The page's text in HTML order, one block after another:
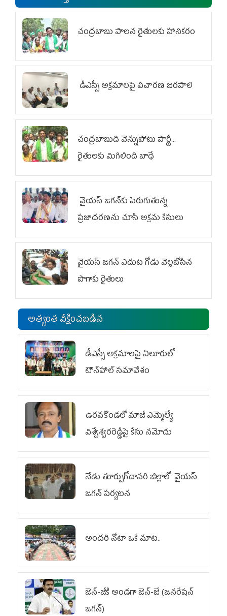
చంద్రబాబు పాలన రైతులకు హానికరం
డీఎస్సీ అక్రమాలపై విచారణ జరపాలి
చంద్రబాబుది వెన్నుపోటు పార్టీ...
రైతులకు మిగిలింది బాధే
వైయ‌స్ జగన్‌కు పెరుగుతున్న
ప్రజాదరణను చూసి అక్రమ కేసులు
వైయ‌స్‌ జగన్ ఎదుట గోడు వెల్లబోసిన
పొగాకు రైతులు
అత్యంత వీక్షించబడిన
డీఎస్సీ అక్రమాలపై ఏలూరులో
టౌన్‌హాల్ సమావేశం
ఉరవకొండలో మాజీ ఎమ్మెల్యే
విశ్వేశ్వరరెడ్డిపై కేసు న‌మోదు
నేడు తూర్పుగోదావరి జిల్లాలో వైయస్‌
జగన్‌ పర్యటన
అందరి నోటా ఒకే మాట..
జెన్‌-జీకి అండగా జెన్‌-జే (జనరేషన్
జగన్)